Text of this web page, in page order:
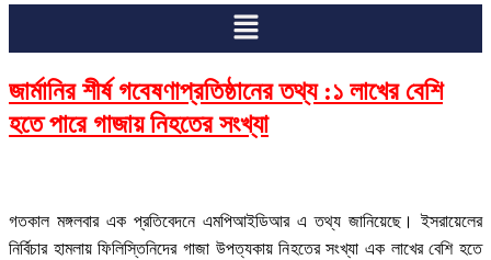
Menu
জার্মানির শীর্ষ গবেষণাপ্রতিষ্ঠানের তথ্য :১ লাখের বেশি
হতে পারে গাজায় নিহতের সংখ্যা
গতকাল মঙ্গলবার এক প্রতিবেদনে এমপিআইডিআর এ তথ্য জানিয়েছে। ইসরায়েলের
নির্বিচার হামলায় ফিলিস্তিনিদের গাজা উপত্যকায় নিহতের সংখ্যা এক লাখের বেশি হতে